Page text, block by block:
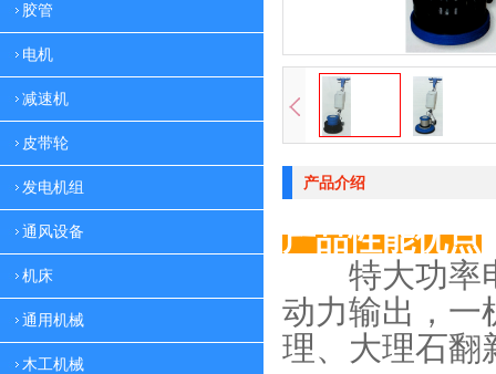
胶管
电机
减速机
皮带轮
发电机组
通风设备
机床
通用机械
木工机械
产品介绍
产品性能优点
特大功率电
动力输出，一
理、大理石翻